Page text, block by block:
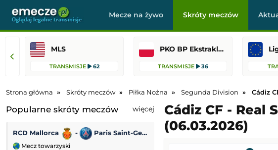
Mecze na żywo Skróty meczów
MLS
TRANSMISJE 62
PKO BP Ekstraklasa
TRANSMISJE 36
Strona główna Skróty meczów Piłka Nożna Segunda Division Cádiz
Popularne skróty meczów więcej
RCD Mallorca - Paris Saint-Germain
Mecz towarzyski
Brann - Apollon Limassol
Cádiz CF - Real
(06.03.2026)